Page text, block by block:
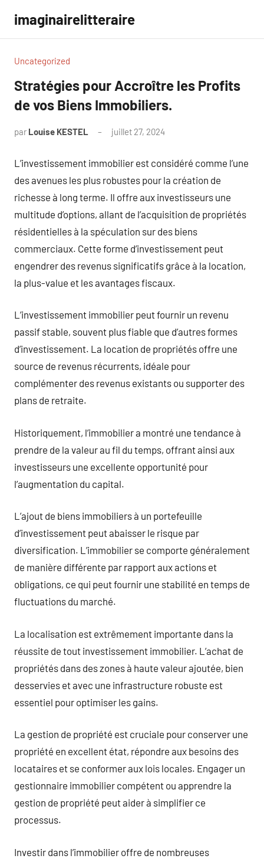
contenu
imaginairelitteraire
Uncategorized
Stratégies pour Accroître les Profits
de vos Biens Immobiliers.
par Louise KESTEL juillet 27, 2024
L’investissement immobilier est considéré comme l’une
des avenues les plus robustes pour la création de
richesse à long terme. Il offre aux investisseurs une
multitude d’options, allant de l’acquisition de propriétés
résidentielles à la spéculation sur des biens
commerciaux. Cette forme d’investissement peut
engendrer des revenus significatifs grâce à la location,
la plus-value et les avantages fiscaux.
L’investissement immobilier peut fournir un revenu
passif stable, souvent plus fiable que d’autres formes
d’investissement. La location de propriétés offre une
source de revenus récurrents, idéale pour
complémenter des revenus existants ou supporter des
plans de retraite.
Historiquement, l’immobilier a montré une tendance à
prendre de la valeur au fil du temps, offrant ainsi aux
investisseurs une excellente opportunité pour
l’augmentation du capital.
L’ajout de biens immobiliers à un portefeuille
d’investissement peut abaisser le risque par
diversification. L’immobilier se comporte généralement
de manière différente par rapport aux actions et
obligations, ce qui peut fournir une stabilité en temps de
fluctuations du marché.
La localisation est extrêmement importante dans la
réussite de tout investissement immobilier. L’achat de
propriétés dans des zones à haute valeur ajoutée, bien
desservies et avec une infrastructure robuste est
essentiel pour optimiser les gains.
La gestion de propriété est cruciale pour conserver une
propriété en excellent état, répondre aux besoins des
locataires et se conformer aux lois locales. Engager un
gestionnaire immobilier compétent ou apprendre la
gestion de propriété peut aider à simplifier ce
processus.
Investir dans l’immobilier offre de nombreuses